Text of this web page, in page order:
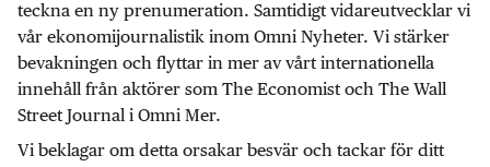
teckna en ny prenumeration. Samtidigt vidareutvecklar vi
vår ekonomijournalistik inom Omni Nyheter. Vi stärker
bevakningen och flyttar in mer av vårt internationella
innehåll från aktörer som The Economist och The Wall
Street Journal i Omni Mer.
Vi beklagar om detta orsakar besvär och tackar för ditt